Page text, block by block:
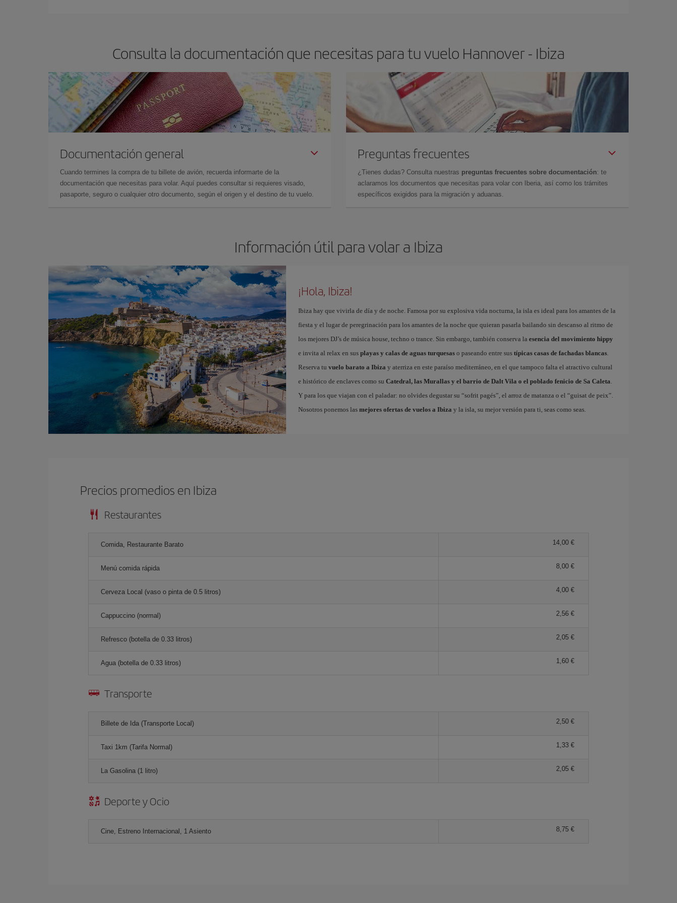
Consulta la documentación que necesitas para tu vuelo Hannover - Ibiza
Documentación general
Cuando termines la compra de tu billete de avión, recuerda informarte de la
documentación que necesitas para volar. Aquí puedes consultar si requieres visado,
pasaporte, seguro o cualquier otro documento, según el origen y el destino de tu vuelo.
Preguntas frecuentes
¿Tienes dudas? Consulta nuestras preguntas frecuentes sobre documentación: te
aclaramos los documentos que necesitas para volar con Iberia, así como los trámites
específicos exigidos para la migración y aduanas.
Información útil para volar a Ibiza
¡Hola, Ibiza!
Ibiza hay que vivirla de día y de noche. Famosa por su explosiva vida nocturna, la isla es ideal para los amantes de la
fiesta y el lugar de peregrinación para los amantes de la noche que quieran pasarla bailando sin descanso al ritmo de
los mejores DJ’s de música house, techno o trance. Sin embargo, también conserva la esencia del movimiento hippy
e invita al relax en sus playas y calas de aguas turquesaso paseando entre sus típicas casas de fachadas blancas.
Reserva tu vuelo barato a Ibiza y aterriza en este paraíso mediterráneo, en el que tampoco falta el atractivo cultural
e histórico de enclaves como su Catedral, las Murallas y el barrio de Dalt Vila o el poblado fenicio de Sa Caleta.
Y para los que viajan con el paladar: no olvides degustar su “sofrit pagés”, el arroz de matanza o el “guisat de peix”.
Nosotros ponemos las mejores ofertas de vuelos a Ibiza y la isla, su mejor versión para ti, seas como seas.
Precios promedios en Ibiza
Restaurantes
Comida, Restaurante Barato 14,00 €
Menú comida rápida 8,00 €
Cerveza Local (vaso o pinta de 0.5 litros) 4,00 €
Cappuccino (normal) 2,56 €
Refresco (botella de 0.33 litros) 2,05 €
Agua (botella de 0.33 litros) 1,60 €
Transporte
Billete de Ida (Transporte Local) 2,50 €
Taxi 1km (Tarifa Normal) 1,33 €
La Gasolina (1 litro) 2,05 €
Deporte y Ocio
Cine, Estreno Internacional, 1 Asiento 8,75 €